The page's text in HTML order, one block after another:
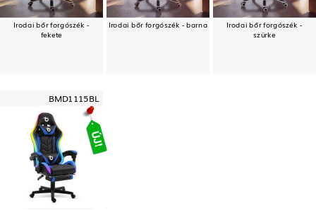
Irodai bőr forgószék -
fekete
Irodai bőr forgószék - barna Irodai bőr forgószék -
szürke
BMD1115BL